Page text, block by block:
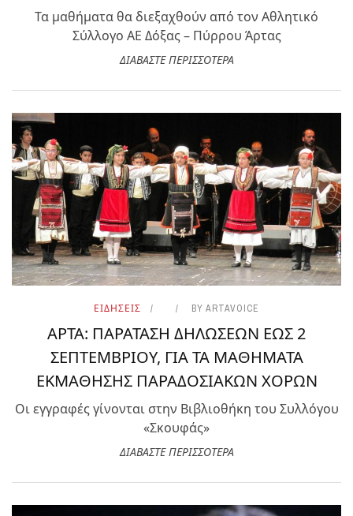
Τα μαθήματα θα διεξαχθούν από τον Αθλητικό
Σύλλογο ΑΕ Δόξας – Πύρρου Άρτας
ΔΙΑΒΑΣΤΕ ΠΕΡΙΣΣΟΤΕΡΑ
ΕΙΔΗΣΕΙΣ BY ARTAVOICE
ΑΡΤΑ: ΠΑΡΑΤΑΣΗ ΔΗΛΩΣΕΩΝ ΕΩΣ 2
ΣΕΠΤΕΜΒΡΙΟΥ, ΓΙΑ ΤΑ ΜΑΘΗΜΑΤΑ
ΕΚΜΑΘΗΣΗΣ ΠΑΡΑΔΟΣΙΑΚΩΝ ΧΟΡΩΝ
Οι εγγραφές γίνονται στην Βιβλιοθήκη του Συλλόγου
«Σκουφάς»
ΔΙΑΒΑΣΤΕ ΠΕΡΙΣΣΟΤΕΡΑ